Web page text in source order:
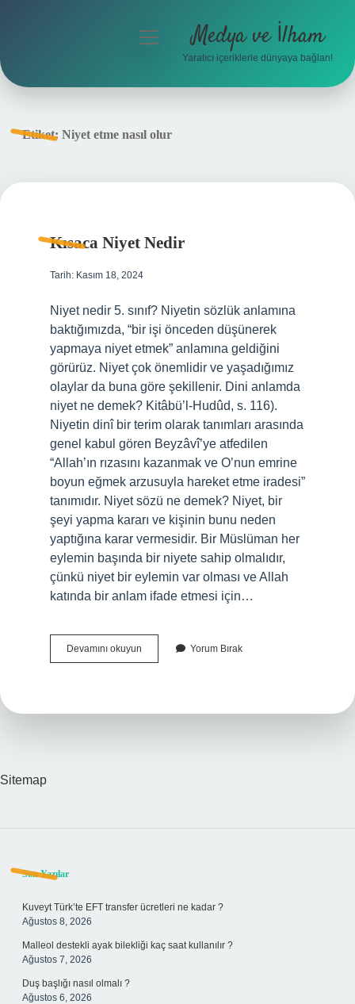
menüyü
Medya ve İlham
Yaratıcı içeriklerle dünyaya bağlan!
Etiket: Niyet etme nasıl olur
Kısaca Niyet Nedir
Tarih: Kasım 18, 2024
Niyet nedir 5. sınıf? Niyetin sözlük anlamına
baktığımızda, “bir işi önceden düşünerek
yapmaya niyet etmek” anlamına geldiğini
görürüz. Niyet çok önemlidir ve yaşadığımız
olaylar da buna göre şekillenir. Dini anlamda
niyet ne demek? Kitâbü’l-Hudûd, s. 116).
Niyetin dinî bir terim olarak tanımları arasında
genel kabul gören Beyzâvî’ye atfedilen
“Allah’ın rızasını kazanmak ve O’nun emrine
boyun eğmek arzusuyla hareket etme iradesi”
tanımıdır. Niyet sözü ne demek? Niyet, bir
şeyi yapma kararı ve kişinin bunu neden
yaptığına karar vermesidir. Bir Müslüman her
eylemin başında bir niyete sahip olmalıdır,
çünkü niyet bir eylemin var olması ve Allah
katında bir anlam ifade etmesi için…
Devamını okuyun
Niyet
Yorum Bırak
Sitemap
Sidebar
Son Yazılar
Kuveyt Türk’te EFT transfer ücretleri ne kadar ?
Ağustos 8, 2026
Malleol destekli ayak bilekliği kaç saat kullanılır ?
Ağustos 7, 2026
Duş başlığı nasıl olmalı ?
Ağustos 6, 2026